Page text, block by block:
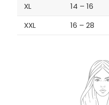
XL
14 – 16
XXL
16 – 28